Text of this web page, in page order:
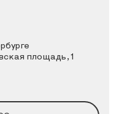
площадь, 1